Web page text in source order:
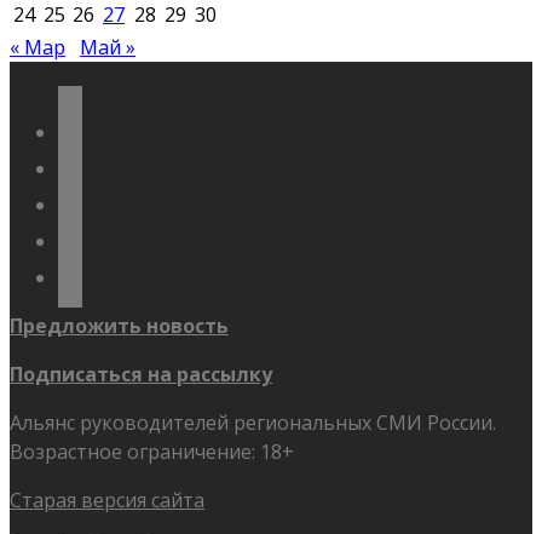
24 25 26 27 28 29 30
« Мар
Май »
Предложить новость
Подписаться на рассылку
Альянс руководителей региональных СМИ России.
Возрастное ограничение: 18+
Старая версия сайта